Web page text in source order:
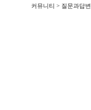
커뮤니티 > 질문과답변